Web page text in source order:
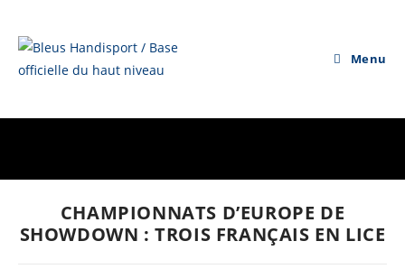
content
Menu
CHAMPIONNATS D’EUROPE DE
SHOWDOWN : TROIS FRANÇAIS EN LICE